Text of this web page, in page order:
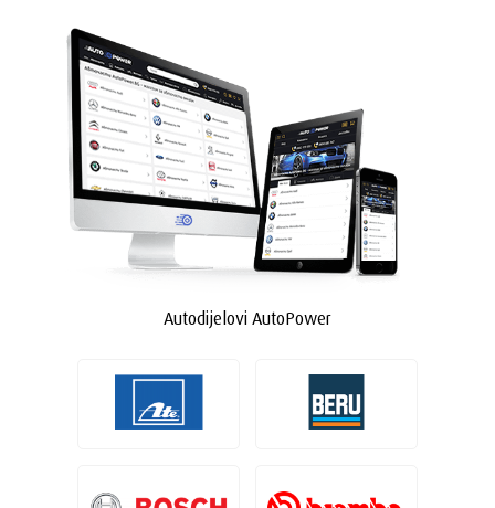
Autodijelovi AutoPower